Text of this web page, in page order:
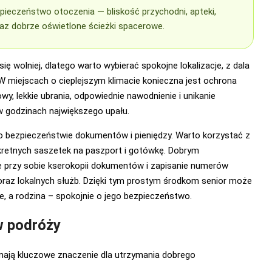
otoczenia — bliskość przychodni, apteki,
dobrze oświetlone ścieżki spacerowe.
wolniej, dlatego warto wybierać spokojne lokalizacje, z dala
miejscach o cieplejszym klimacie konieczna jest ochrona
lekkie ubrania, odpowiednie nawodnienie i unikanie
największego upału.
bezpieczeństwie dokumentów i pieniędzy. Warto korzystać z
saszetek na paszport i gotówkę. Dobrym
sobie kserokopii dokumentów i zapisanie numerów
lokalnych służb. Dzięki tym prostym środkom senior może
a rodzina – spokojnie o jego bezpieczeństwo.
podróży
kluczowe znaczenie dla utrzymania dobrego